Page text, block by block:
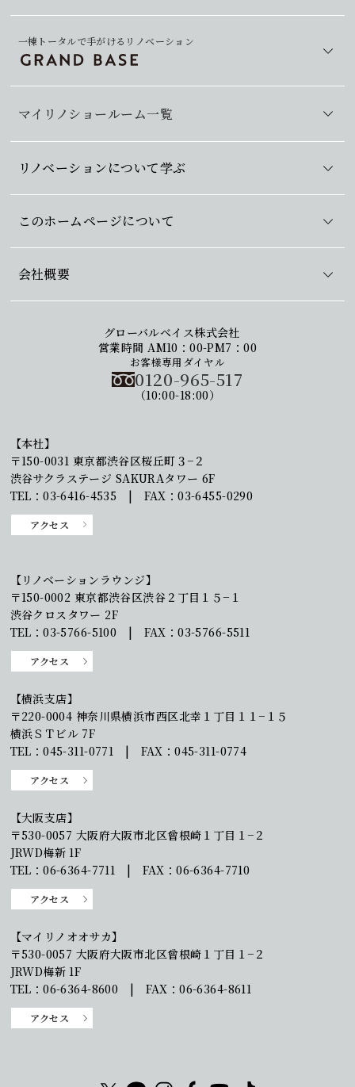
マイリノショールーム一覧
一棟トータルで手がけるリノベーション
リノベーションについて学ぶ
このホームページについて
会社概要
グローバルベイス株式会社
営業時間 AM10：00-PM7：00
お客様専用ダイヤル
0120-965-517
（10:00-18:00）
【本社】
〒150-0031 東京都渋谷区桜丘町３−２
渋谷サクラステージ SAKURAタワー 6F
TEL：03-6416-4535 | FAX：03-6455-0290
アクセス
【リノベーションラウンジ】
〒150-0002 東京都渋谷区渋谷２丁目１５−１
渋谷クロスタワー 2F
TEL：03-5766-5100 | FAX：03-5766-5511
アクセス
【横浜支店】
〒220-0004 神奈川県横浜市西区北幸１丁目１１−１５
横浜ＳＴビル 7F
TEL：045-311-0771 | FAX：045-311-0774
アクセス
【大阪支店】
〒530-0057 大阪府大阪市北区曾根崎１丁目１−２
JRWD梅新 1F
TEL：06-6364-7711 | FAX：06-6364-7710
アクセス
【マイリノオオサカ】
〒530-0057 大阪府大阪市北区曾根崎１丁目１−２
JRWD梅新 1F
TEL：06-6364-8600 | FAX：06-6364-8611
アクセス